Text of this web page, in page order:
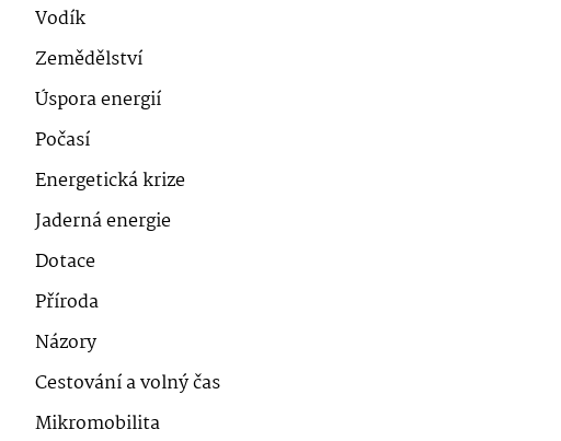
Vodík
Zemědělství
Úspora energií
Počasí
Energetická krize
Jaderná energie
Dotace
Příroda
Názory
Cestování a volný čas
Mikromobilita